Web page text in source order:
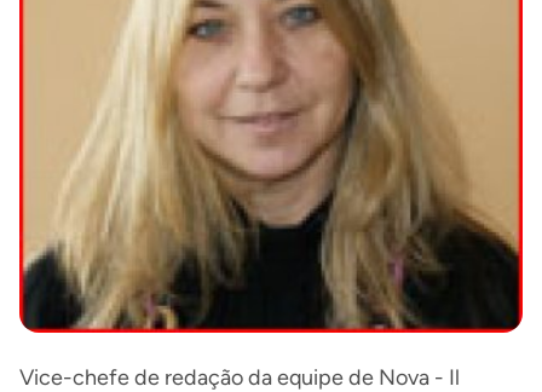
Vice-chefe de redação da equipe de Nova - Il